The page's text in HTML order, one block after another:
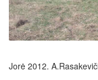
Jorė 2012.